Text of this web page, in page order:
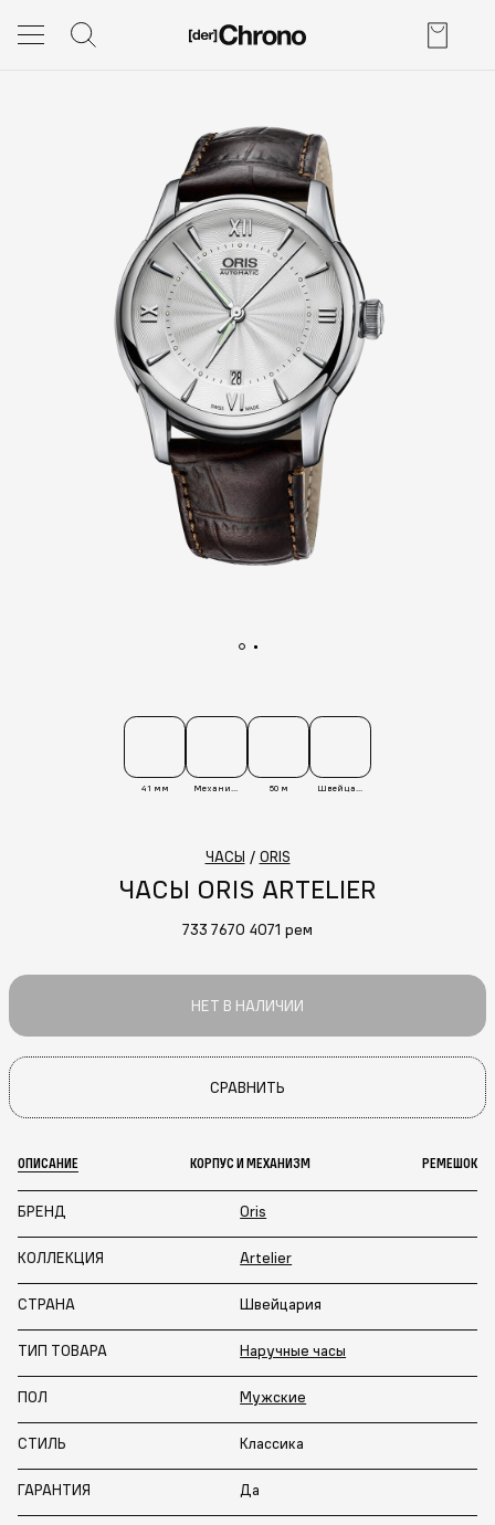
41 мм Механические 50 м Швейцария
ЧАСЫ / ORIS
ЧАСЫ ORIS ARTELIER
733 7670 4071 рем
НЕТ В НАЛИЧИИ
СРАВНИТЬ
ОПИСАНИЕ КОРПУС И МЕХАНИЗМ РЕМЕШОК
БРЕНД Oris
КОЛЛЕКЦИЯ Artelier
СТРАНА Швейцария
ТИП ТОВАРА Наручные часы
ПОЛ Мужские
СТИЛЬ Классика
ГАРАНТИЯ Да